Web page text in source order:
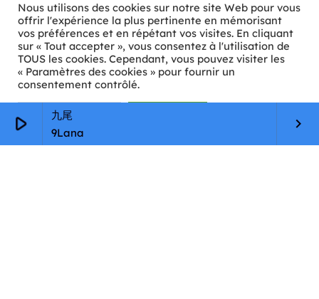
play_arrow
九尾
9Lana
keyboard_arrow_right
ℹ️ INFOS PRATIQUES
✉️Contact
🦊Qui sommes-nous ?
📄
Mentions légales
Nous utilisons des cookies sur notre site Web pour vous
offrir l'expérience la plus pertinente en mémorisant
vos préférences et en répétant vos visites. En cliquant
sur « Tout accepter », vous consentez à l'utilisation de
TOUS les cookies. Cependant, vous pouvez visiter les
« Paramètres des cookies » pour fournir un
consentement contrôlé.
Paramètres Cookie